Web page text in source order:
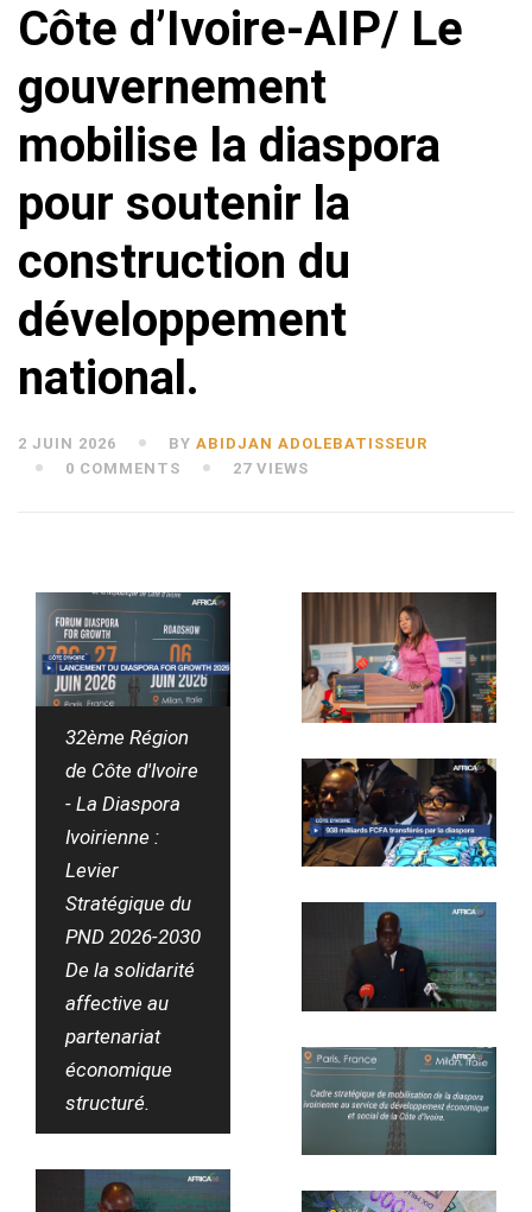
Côte d’Ivoire-AIP/ Le
gouvernement
mobilise la diaspora
pour soutenir la
construction du
développement
national.
2 JUIN 2026 BY ABIDJAN ADOLEBATISSEUR
0 COMMENTS
27 VIEWS
32ème Région
de Côte d'Ivoire
- La Diaspora
Ivoirienne :
Levier
Stratégique du
PND 2026-2030
De la solidarité
affective au
partenariat
économique
structuré.